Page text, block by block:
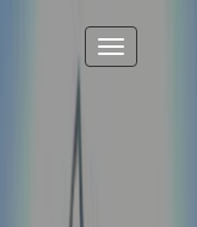
Toggle
navigation